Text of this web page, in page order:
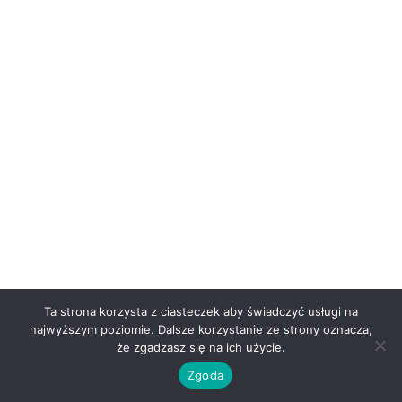
Ta strona korzysta z ciasteczek aby świadczyć usługi na
najwyższym poziomie. Dalsze korzystanie ze strony oznacza,
że zgadzasz się na ich użycie.
Zgoda